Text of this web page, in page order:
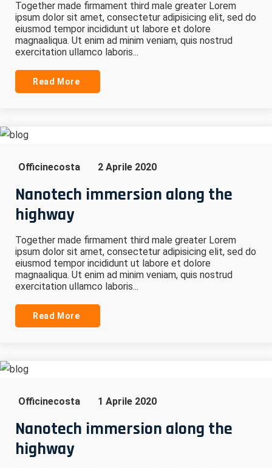
Together made firmament third male greater Lorem
ipsum dolor sit amet, consectetur adipisicing elit, sed do
eiusmod tempor incididunt ut labore et dolore
magnaaliqua. Ut enim ad minim veniam, quis nostrud
exercitation ullamco laboris...
Read More
Officinecosta 2 Aprile 2020
Nanotech immersion along the
highway
Together made firmament third male greater Lorem
ipsum dolor sit amet, consectetur adipisicing elit, sed do
eiusmod tempor incididunt ut labore et dolore
magnaaliqua. Ut enim ad minim veniam, quis nostrud
exercitation ullamco laboris...
Read More
Officinecosta 1 Aprile 2020
Nanotech immersion along the
highway